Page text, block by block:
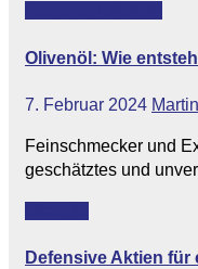
Olivenöl: Wie
7. Februar 2024
Feinschmecker und
geschätztes und
Defensive Aktien